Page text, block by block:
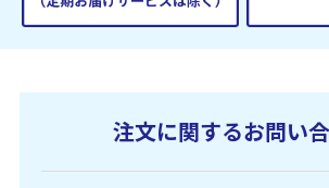
注文に関するお問い